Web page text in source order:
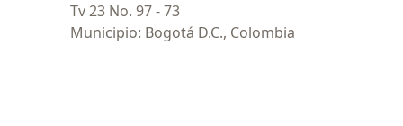
Tv 23 No. 97 - 73
Municipio: Bogotá D.C., Colombia